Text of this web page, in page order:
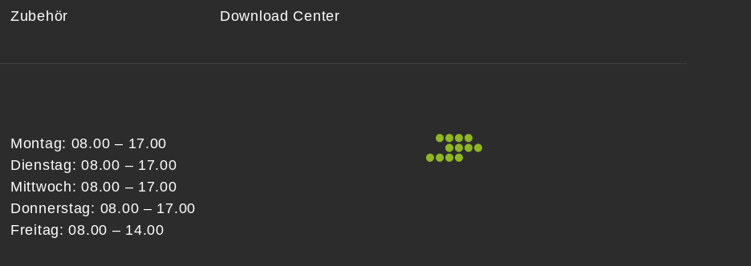
Zubehör
Download Center
Montag: 08.00 – 17.00
Dienstag: 08.00 – 17.00
Mittwoch: 08.00 – 17.00
Donnerstag: 08.00 – 17.00
Freitag: 08.00 – 14.00